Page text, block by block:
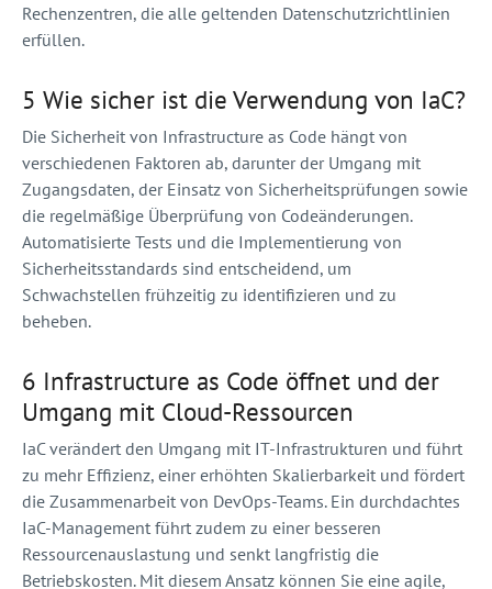
Rechenzentren, die alle geltenden Datenschutzrichtlinien
erfüllen.
5 Wie sicher ist die Verwendung von IaC?
Die Sicherheit von Infrastructure as Code hängt von
verschiedenen Faktoren ab, darunter der Umgang mit
Zugangsdaten, der Einsatz von Sicherheitsprüfungen sowie
die regelmäßige Überprüfung von Codeänderungen.
Automatisierte Tests und die Implementierung von
Sicherheitsstandards sind entscheidend, um
Schwachstellen frühzeitig zu identifizieren und zu
beheben.
6 Infrastructure as Code öffnet und der
Umgang mit Cloud-Ressourcen
IaC verändert den Umgang mit IT-Infrastrukturen und führt
zu mehr Effizienz, einer erhöhten Skalierbarkeit und fördert
die Zusammenarbeit von DevOps-Teams. Ein durchdachtes
IaC-Management führt zudem zu einer besseren
Ressourcenauslastung und senkt langfristig die
Betriebskosten. Mit diesem Ansatz können Sie eine agile,